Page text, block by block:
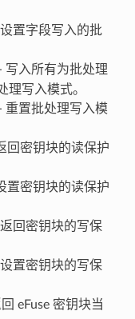
置字段写入的批
写入所有为批处理
理写入模式。
重置批处理写入模
回密钥块的读保护
置密钥块的读保护
回密钥块的写保
置密钥块的写保
eFuse 密钥块当